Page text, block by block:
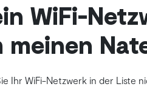
WiFi-
meinen
Ihr WiFi-Netzwerk in der Liste